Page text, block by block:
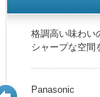
格調高い味わい
シャープな空間
Panasonic